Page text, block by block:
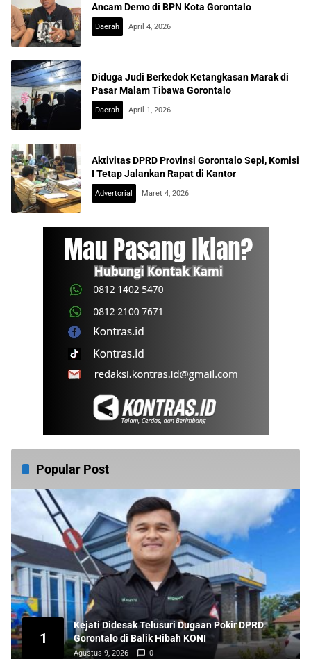
Ancam Demo di BPN Kota Gorontalo
Daerah April 4, 2026
Diduga Judi Berkedok Ketangkasan Marak di
Pasar Malam Tibawa Gorontalo
Daerah April 1, 2026
Aktivitas DPRD Provinsi Gorontalo Sepi, Komisi
I Tetap Jalankan Rapat di Kantor
Advertorial Maret 4, 2026
Popular Post
1
Kejati Didesak Telusuri Dugaan Pokir DPRD
Gorontalo di Balik Hibah KONI
Agustus 9, 2026 0